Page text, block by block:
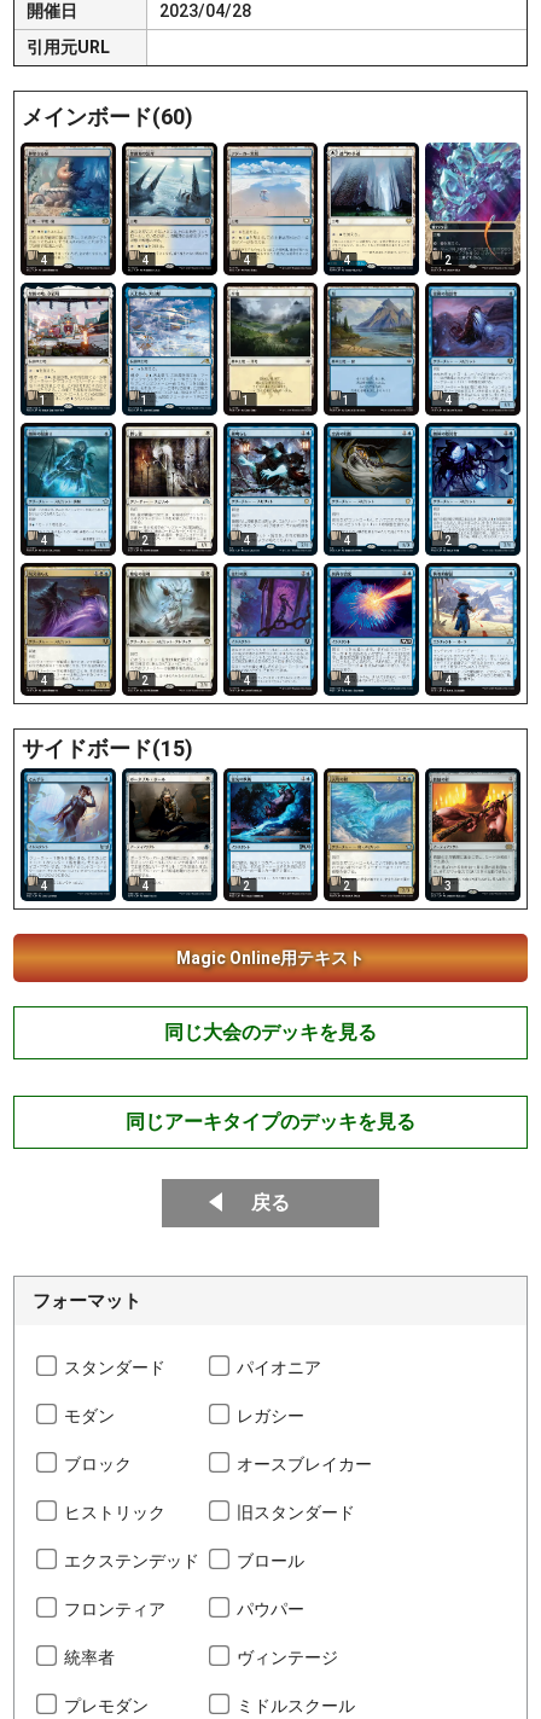
開催日
2023/04/28
引用元URL
メインボード(60)
4 4 4 4 2
1 1 1 1 4
4 2 4 4 2
4 2 4 4 4
サイドボード(15)
4 4 2 2 3
Magic Online用テキスト
同じ大会のデッキを見る
同じアーキタイプのデッキを見る
戻る
フォーマット
スタンダード パイオニア
モダン レガシー
ブロック オースブレイカー
ヒストリック 旧スタンダード
エクステンデッド ブロール
フロンティア パウパー
統率者 ヴィンテージ
プレモダン ミドルスクール